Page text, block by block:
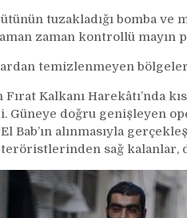
tuzakladığı bomba ve
zaman kontrollü mayın
temizlenmeyen
Fırat Kalkanı Harekâtı’nda
doğru genişleyen
Bab’ın alınmasıyla
sağ kalanlar,